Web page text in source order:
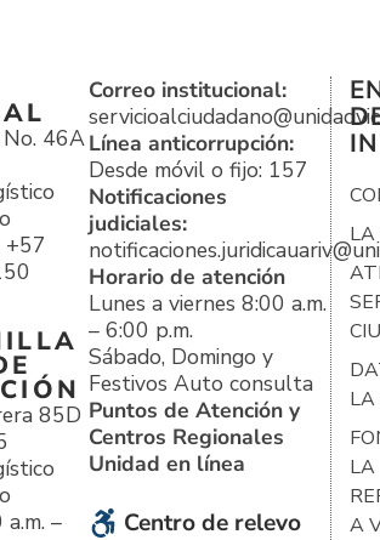
46A
+57
85D
–
Correo institucional:
Línea anticorrupción:
Desde móvil o fijo: 157
Notificaciones
judiciales:
Horario de atención
Lunes a viernes 8:00 a.m.
– 6:00 p.m.
Sábado, Domingo y
Festivos Auto consulta
Puntos de Atención y
Centros Regionales
Unidad en línea
Centro de relevo
LA
LA
LA
A